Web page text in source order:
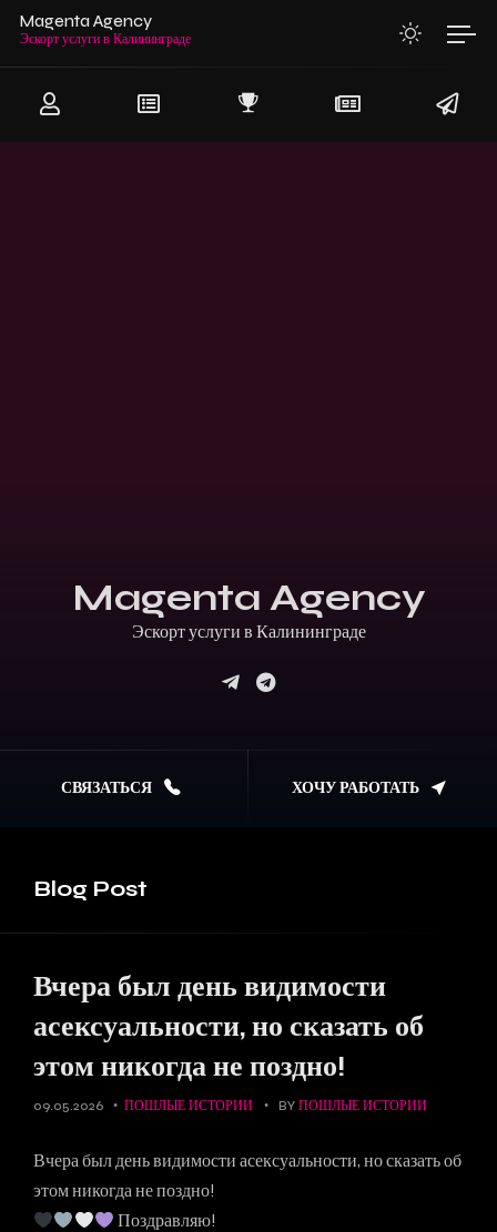
Magenta Agency
Эскорт услуги в Калинин
Magenta Agency
Эскорт услуги в Калинин
СВЯЗАТЬСЯ ХОЧУ РАБОТАТЬ
Blog Post
Вчера был день видимости
асексуальности, но сказать об
этом никогда не поздно!
09.05.2026 ПОШЛЫЕ ИСТОРИИ BY ПОШЛЫЕ ИСТОРИИ
Вчера был день видимости асексуальности, но сказать об
этом никогда не поздно!
Поздравляю!